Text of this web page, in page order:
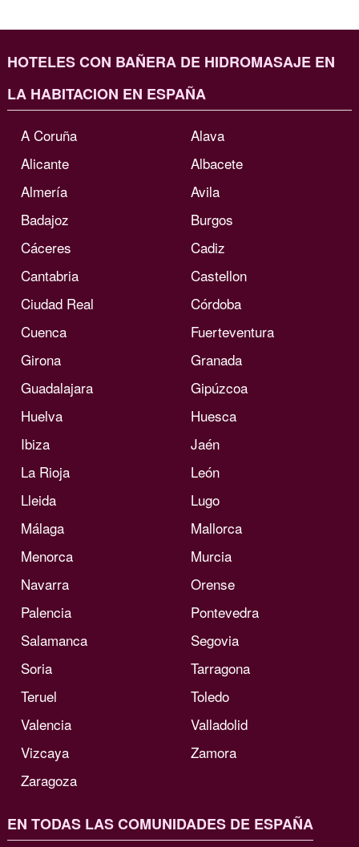
HOTELES CON BAÑERA DE HIDROMASAJE EN
LA HABITACION EN ESPAÑA
A Coruña
Alava
Alicante
Albacete
Almería
Avila
Badajoz
Burgos
Cáceres
Cadiz
Cantabria
Castellon
Ciudad Real
Córdoba
Cuenca
Fuerteventura
Girona
Granada
Guadalajara
Gipúzcoa
Huelva
Huesca
Ibiza
Jaén
La Rioja
León
Lleida
Lugo
Málaga
Mallorca
Menorca
Murcia
Navarra
Orense
Palencia
Pontevedra
Salamanca
Segovia
Soria
Tarragona
Teruel
Toledo
Valencia
Valladolid
Vizcaya
Zamora
Zaragoza
EN TODAS LAS COMUNIDADES DE ESPAÑA